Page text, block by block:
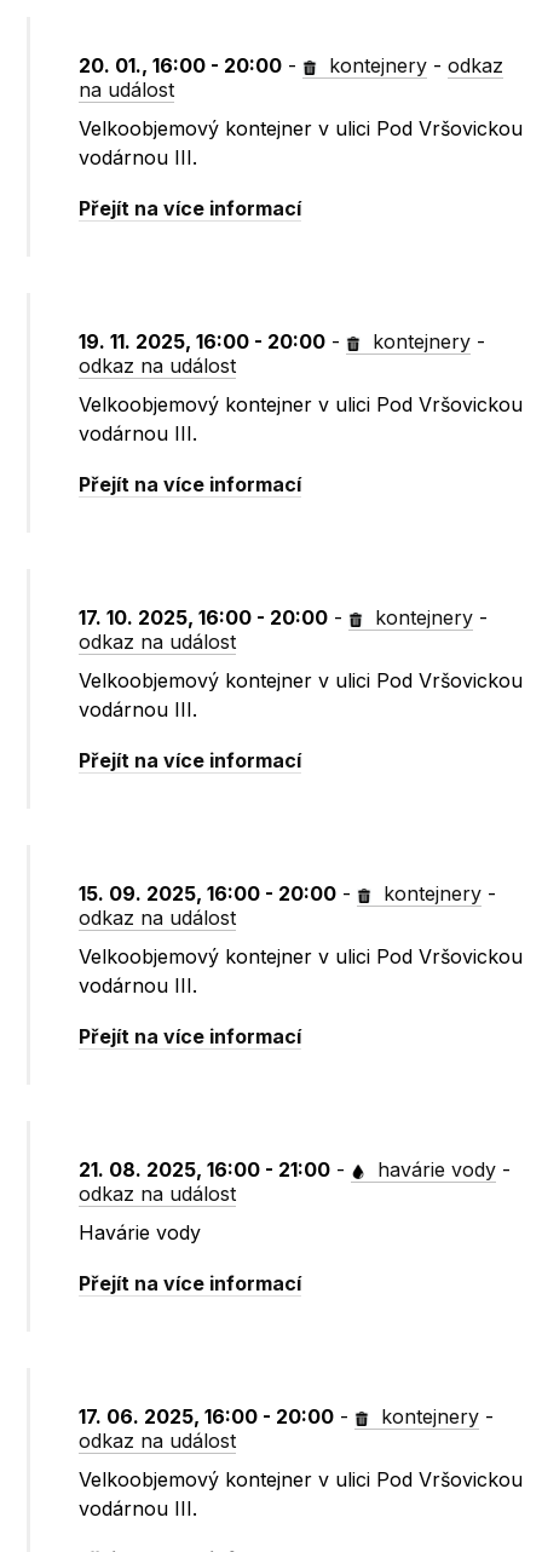
20. 01., 16:00 - 20:00 - kontejnery -odkaz
na událost
Velkoobjemový kontejner v ulici Pod Vršovickou
vodárnou III.
Přejít na více informací
19. 11. 2025, 16:00 - 20:00 - kontejnery -
odkaz na událost
Velkoobjemový kontejner v ulici Pod Vršovickou
vodárnou III.
Přejít na více informací
17. 10. 2025, 16:00 - 20:00 - kontejnery -
odkaz na událost
Velkoobjemový kontejner v ulici Pod Vršovickou
vodárnou III.
Přejít na více informací
15. 09. 2025, 16:00 - 20:00 - kontejnery -
odkaz na událost
Velkoobjemový kontejner v ulici Pod Vršovickou
vodárnou III.
Přejít na více informací
21. 08. 2025, 16:00 - 21:00 - havárie vody -
odkaz na událost
Havárie vody
Přejít na více informací
17. 06. 2025, 16:00 - 20:00 - kontejnery -
odkaz na událost
Velkoobjemový kontejner v ulici Pod Vršovickou
vodárnou III.